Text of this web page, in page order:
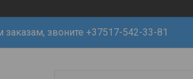
звоните +37517-542-33-81